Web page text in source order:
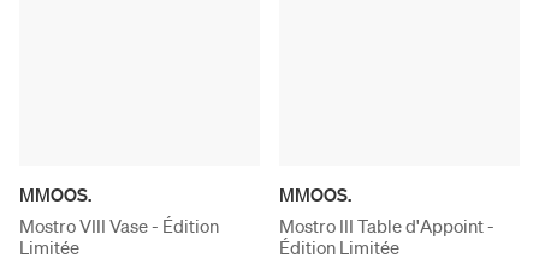
MMOOS.
Mostro VIII Vase - Édition
Limitée
MMOOS.
Mostro III Table d'Appoint -
Édition Limitée